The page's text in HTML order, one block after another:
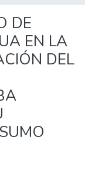
DE
EN LA
DEL